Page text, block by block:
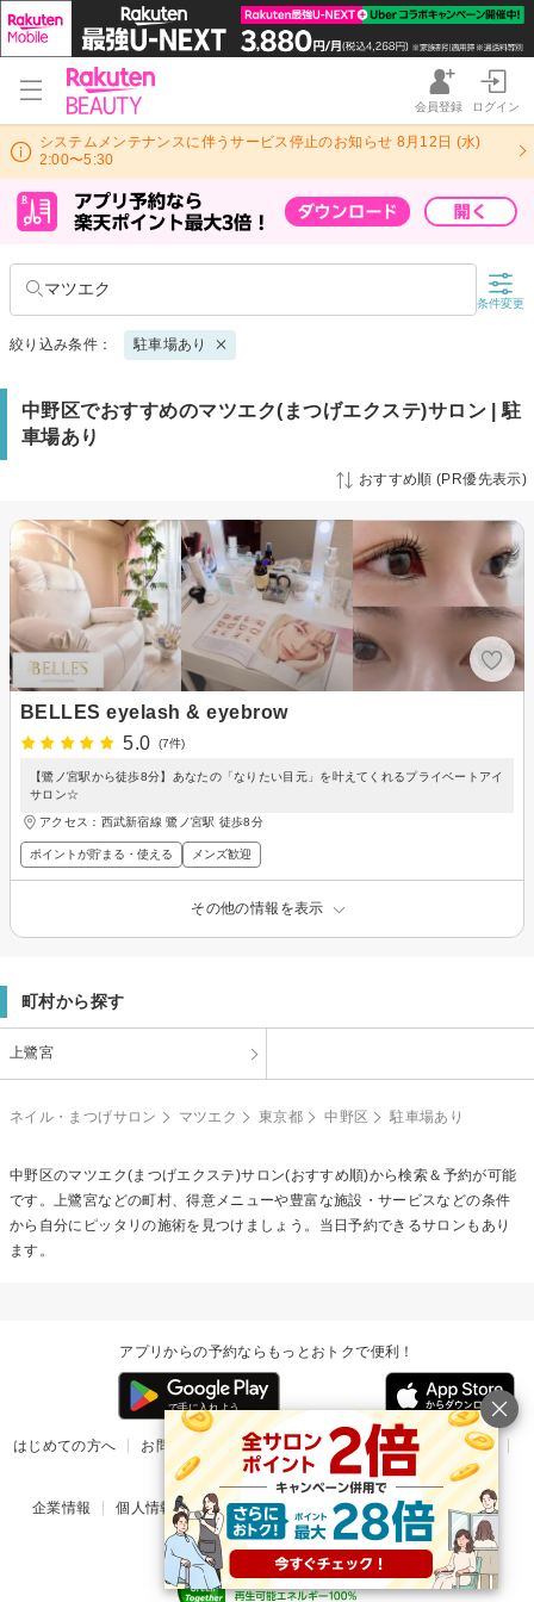
会員登録 ログイン
システムメンテナンスに伴うサービス停止のお知らせ 8月12日 (水)
2:00〜5:30
マツエク
条件変更
絞り込み条件： 駐車場あり
中野区でおすすめのマツエク(まつげエクステ)サロン | 駐
車場あり
おすすめ順 (PR優先表示)
BELLES eyelash & eyebrow
5.0
(7件)
【鷺ノ宮駅から徒歩8分】あなたの「なりたい目元」を叶えてくれるプライベートアイ
サロン☆
アクセス：西武新宿線 鷺ノ宮駅 徒歩8分
ポイントが貯まる・使える メンズ歓迎
その他の情報を表示
町村から探す
上鷺宮
ネイル・まつげサロン マツエク 東京都 中野区 駐車場あり
中野区のマツエク(まつげエクステ)サロン(おすすめ順)から検索＆予約が可能
です。上鷺宮などの町村、得意メニューや豊富な施設・サービスなどの条件
から自分にピッタリの施術を見つけましょう。当日予約できるサロンもあり
ます。
アプリからの予約ならもっとおトクで便利！
はじめての方へ お問い合わせ ヘルプ リリース情報
利用規約
掲載ご希望のサロン様
企業情報 個人情報保護方針 楽天のサービス一覧 アプリ一覧
© Rakuten Group, Inc.